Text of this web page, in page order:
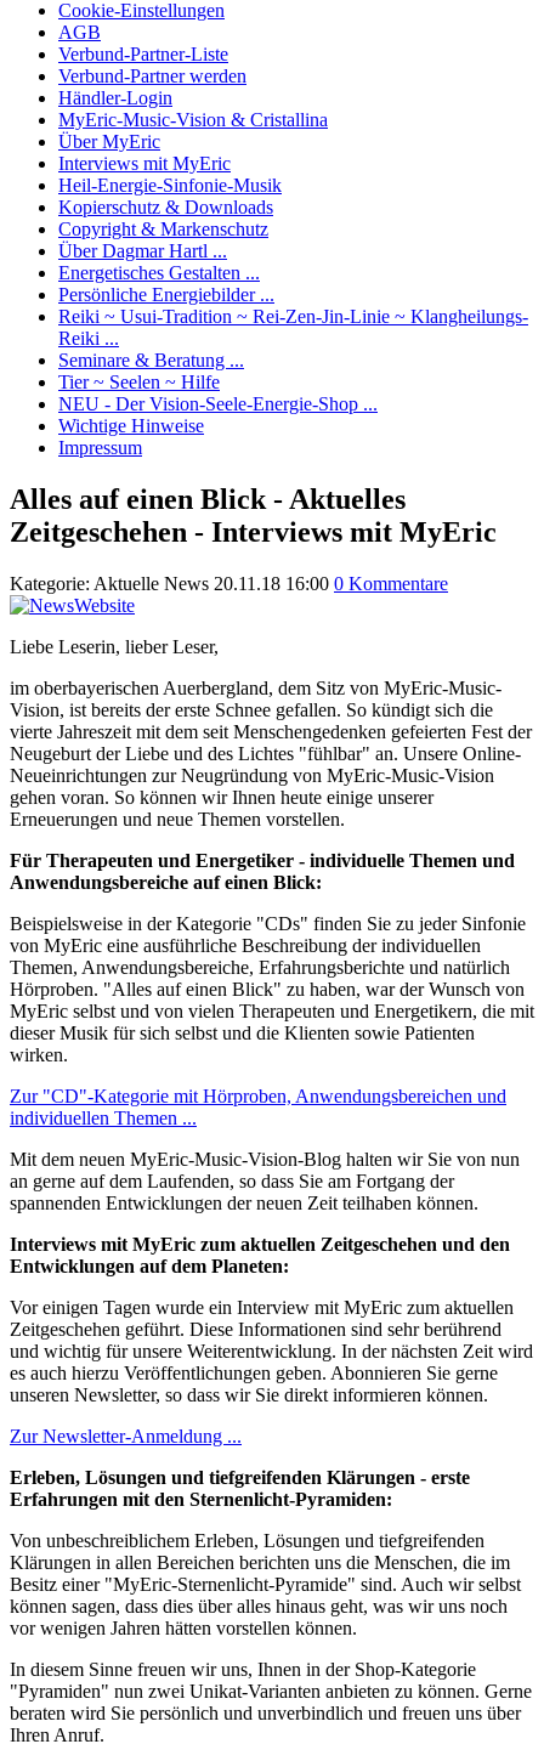
Cookie-Einstellungen
AGB
Verbund-Partner-Liste
Verbund-Partner werden
Händler-Login
MyEric-Music-Vision & Cristallina
Über MyEric
Interviews mit MyEric
Heil-Energie-Sinfonie-Musik
Kopierschutz & Downloads
Copyright & Markenschutz
Über Dagmar Hartl ...
Energetisches Gestalten ...
Persönliche Energiebilder ...
Reiki ~ Usui-Tradition ~ Rei-Zen-Jin-Linie ~ Klangheilungs-
Reiki ...
Seminare & Beratung ...
Tier ~ Seelen ~ Hilfe
NEU - Der Vision-Seele-Energie-Shop ...
Wichtige Hinweise
Impressum
Alles auf einen Blick - Aktuelles
Zeitgeschehen - Interviews mit MyEric
Kategorie: Aktuelle News 20.11.18 16:00 0 Kommentare
Liebe Leserin, lieber Leser,
im oberbayerischen Auerbergland, dem Sitz von MyEric-Music-
Vision, ist bereits der erste Schnee gefallen. So kündigt sich die
vierte Jahreszeit mit dem seit Menschengedenken gefeierten Fest der
Neugeburt der Liebe und des Lichtes "fühlbar" an. Unsere Online-
Neueinrichtungen zur Neugründung von MyEric-Music-Vision
gehen voran. So können wir Ihnen heute einige unserer
Erneuerungen und neue Themen vorstellen.
Für Therapeuten und Energetiker - individuelle Themen und
Anwendungsbereiche auf einen Blick:
Beispielsweise in der Kategorie "CDs" finden Sie zu jeder Sinfonie
von MyEric eine ausführliche Beschreibung der individuellen
Themen, Anwendungsbereiche, Erfahrungsberichte und natürlich
Hörproben. "Alles auf einen Blick" zu haben, war der Wunsch von
MyEric selbst und von vielen Therapeuten und Energetikern, die mit
dieser Musik für sich selbst und die Klienten sowie Patienten
wirken.
Zur "CD"-Kategorie mit Hörproben, Anwendungsbereichen und
individuellen Themen ...
Mit dem neuen MyEric-Music-Vision-Blog halten wir Sie von nun
an gerne auf dem Laufenden, so dass Sie am Fortgang der
spannenden Entwicklungen der neuen Zeit teilhaben können.
Interviews mit MyEric zum aktuellen Zeitgeschehen und den
Entwicklungen auf dem Planeten:
Vor einigen Tagen wurde ein Interview mit MyEric zum aktuellen
Zeitgeschehen geführt. Diese Informationen sind sehr berührend
und wichtig für unsere Weiterentwicklung. In der nächsten Zeit wird
es auch hierzu Veröffentlichungen geben. Abonnieren Sie gerne
unseren Newsletter, so dass wir Sie direkt informieren können.
Zur Newsletter-Anmeldung ...
Erleben, Lösungen und tiefgreifenden Klärungen - erste
Erfahrungen mit den Sternenlicht-Pyramiden:
Von unbeschreiblichem Erleben, Lösungen und tiefgreifenden
Klärungen in allen Bereichen berichten uns die Menschen, die im
Besitz einer "MyEric-Sternenlicht-Pyramide" sind. Auch wir selbst
können sagen, dass dies über alles hinaus geht, was wir uns noch
vor wenigen Jahren hätten vorstellen können.
In diesem Sinne freuen wir uns, Ihnen in der Shop-Kategorie
"Pyramiden" nun zwei Unikat-Varianten anbieten zu können. Gerne
beraten wird Sie persönlich und unverbindlich und freuen uns über
Ihren Anruf.